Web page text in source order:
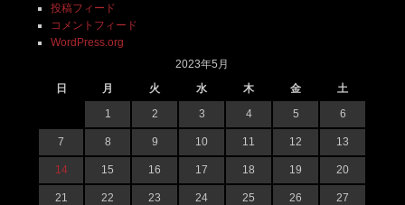
投稿フィード
コメントフィード
WordPress.org
2023年5月
日
月 火 水 木 金
土
1
2 3 4 5 6
7 8 9 10 11 12 13
14 15 16 17 18 19 20
21 22 23 24 25 26 27